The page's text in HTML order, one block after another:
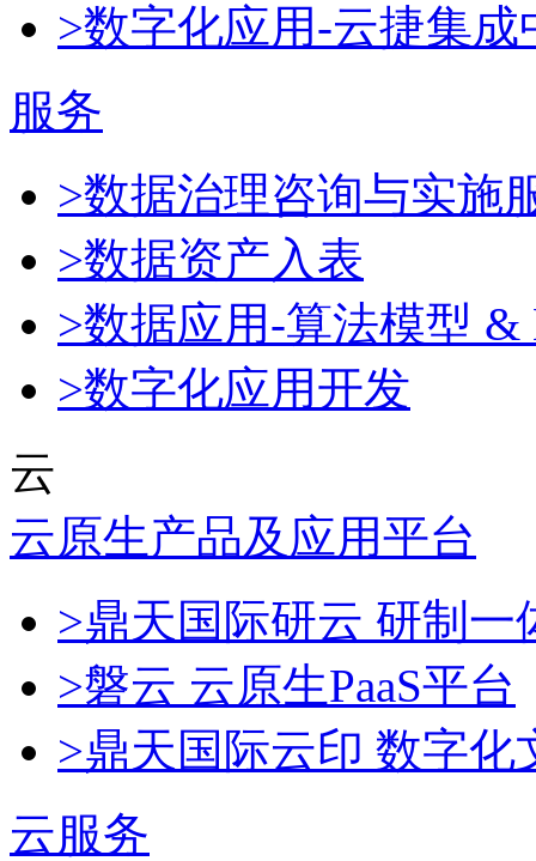
>数字化应用-云捷集成
服务
>数据治理咨询与实施
>数据资产入表
>数据应用-算法模型 &
>数字化应用开发
云
云原生产品及应用平台
>鼎天国际研云 研制
>磐云 云原生PaaS平台
>鼎天国际云印 数字化
云服务